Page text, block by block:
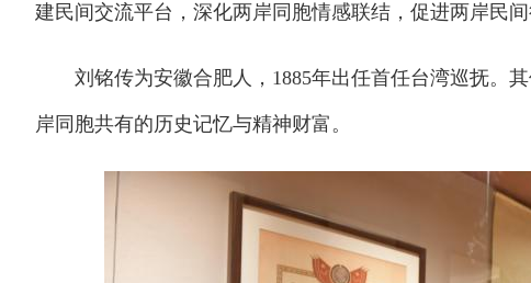
建民间交流平台，深化两岸同胞情感联结，促进两岸民间
刘铭传为安徽合肥人，1885年出任首任台湾巡抚。其
岸同胞共有的历史记忆与精神财富。